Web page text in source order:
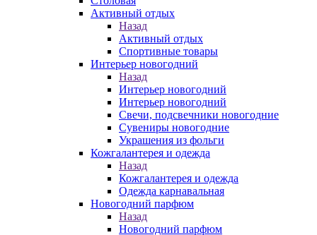
Активный отдых
Назад
Активный отдых
Спортивные товары
Интерьер новогодний
Назад
Интерьер новогодний
Интерьер новогодний
Свечи, подсвечники новогодние
Сувениры новогодние
Украшения из фольги
Кожгалантерея и одежда
Назад
Кожгалантерея и одежда
Одежда карнавальная
Новогодний парфюм
Назад
Новогодний парфюм